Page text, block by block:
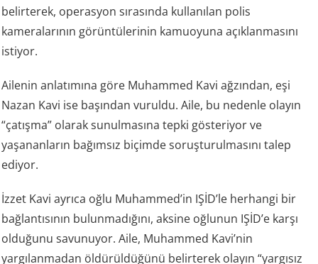
belirterek, operasyon sırasında kullanılan polis
kameralarının görüntülerinin kamuoyuna açıklanmasını
istiyor.
Ailenin anlatımına göre Muhammed Kavi ağzından, eşi
Nazan Kavi ise başından vuruldu. Aile, bu nedenle olayın
“çatışma” olarak sunulmasına tepki gösteriyor ve
yaşananların bağımsız biçimde soruşturulmasını talep
ediyor.
İzzet Kavi ayrıca oğlu Muhammed’in IŞİD’le herhangi bir
bağlantısının bulunmadığını, aksine oğlunun IŞİD’e karşı
olduğunu savunuyor. Aile, Muhammed Kavi’nin
yargılanmadan öldürüldüğünü belirterek olayın “yargısız